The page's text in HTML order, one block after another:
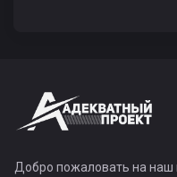
Добро пожаловать на наш